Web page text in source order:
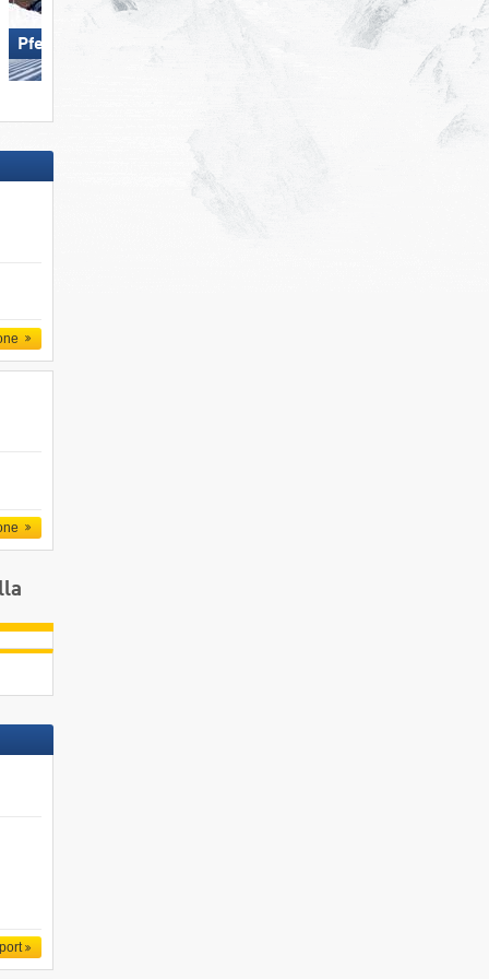
Pfelders Solda all'Ortles